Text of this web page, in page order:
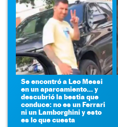
Se encontró a Leo Messi
en un aparcamiento... y
descubrió la bestia que
conduce: no es un Ferrari
ni un Lamborghini y esto
es lo que cuesta